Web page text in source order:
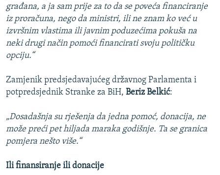
građana, a ja sam prije za to da se poveća financiranje
iz proračuna, nego da ministri, ili ne znam ko već u
izvršnim vlastima ili javnim poduzećima pokuša na
neki drugi način pomoći financirati svoju političku
opciju.“
Zamjenik predsjedavajućeg državnog Parlamenta i
potpredsjednik Stranke za BiH, Beriz Belkić:
„Dosadašnja su rješenja da jedna pomoć, donacija, ne
može preći pet hiljada maraka godišnje. Ta se granica
pomjera nešto više.“
Ili finansiranje ili donacije